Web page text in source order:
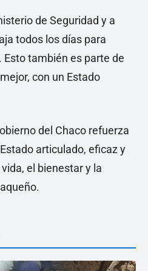
de Seguridad y a
todos los días para
también es parte de
con un Estado
del Chaco refuerza
articulado, eficaz y
el bienestar y la